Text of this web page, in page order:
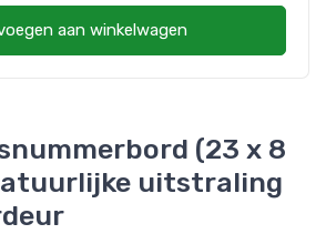
(23 x 8
uitstraling
aan winkelwagen